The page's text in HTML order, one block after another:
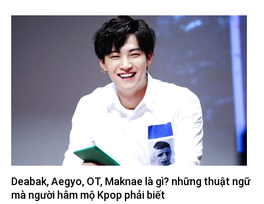
Deabak, Aegyo, OT, Maknae là gì? những thuật ngữ
mà người hâm mộ Kpop phải biết